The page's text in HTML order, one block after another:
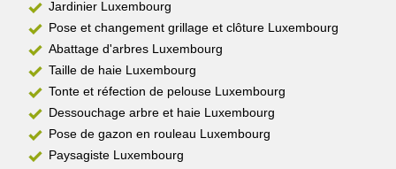
Jardinier Luxembourg
Pose et changement grillage et clôture Luxembourg
Abattage d'arbres Luxembourg
Taille de haie Luxembourg
Tonte et réfection de pelouse Luxembourg
Dessouchage arbre et haie Luxembourg
Pose de gazon en rouleau Luxembourg
Paysagiste Luxembourg